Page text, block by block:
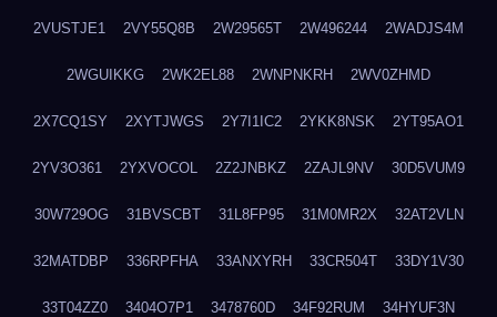
2VUSTJE1 2VY55Q8B 2W29565T 2W496244 2WADJS4M
2WGUIKKG 2WK2EL88 2WNPNKRH 2WV0ZHMD
2X7CQ1SY 2XYTJWGS 2Y7I1IC2 2YKK8NSK 2YT95AO1
2YV3O361 2YXVOCOL 2Z2JNBKZ 2ZAJL9NV 30D5VUM9
30W729OG 31BVSCBT 31L8FP95 31M0MR2X 32AT2VLN
32MATDBP 336RPFHA 33ANXYRH 33CR504T 33DY1V30
33T04ZZ0 3404O7P1 3478760D 34F92RUM 34HYUF3N